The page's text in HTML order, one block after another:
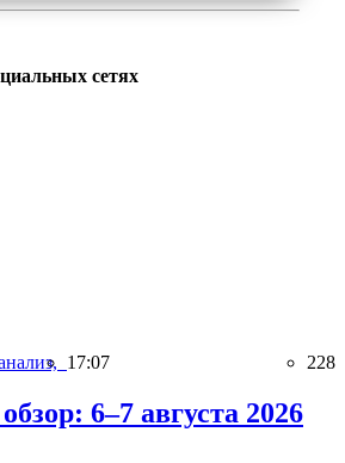
сетях
17:07 228
6–7 августа 2026